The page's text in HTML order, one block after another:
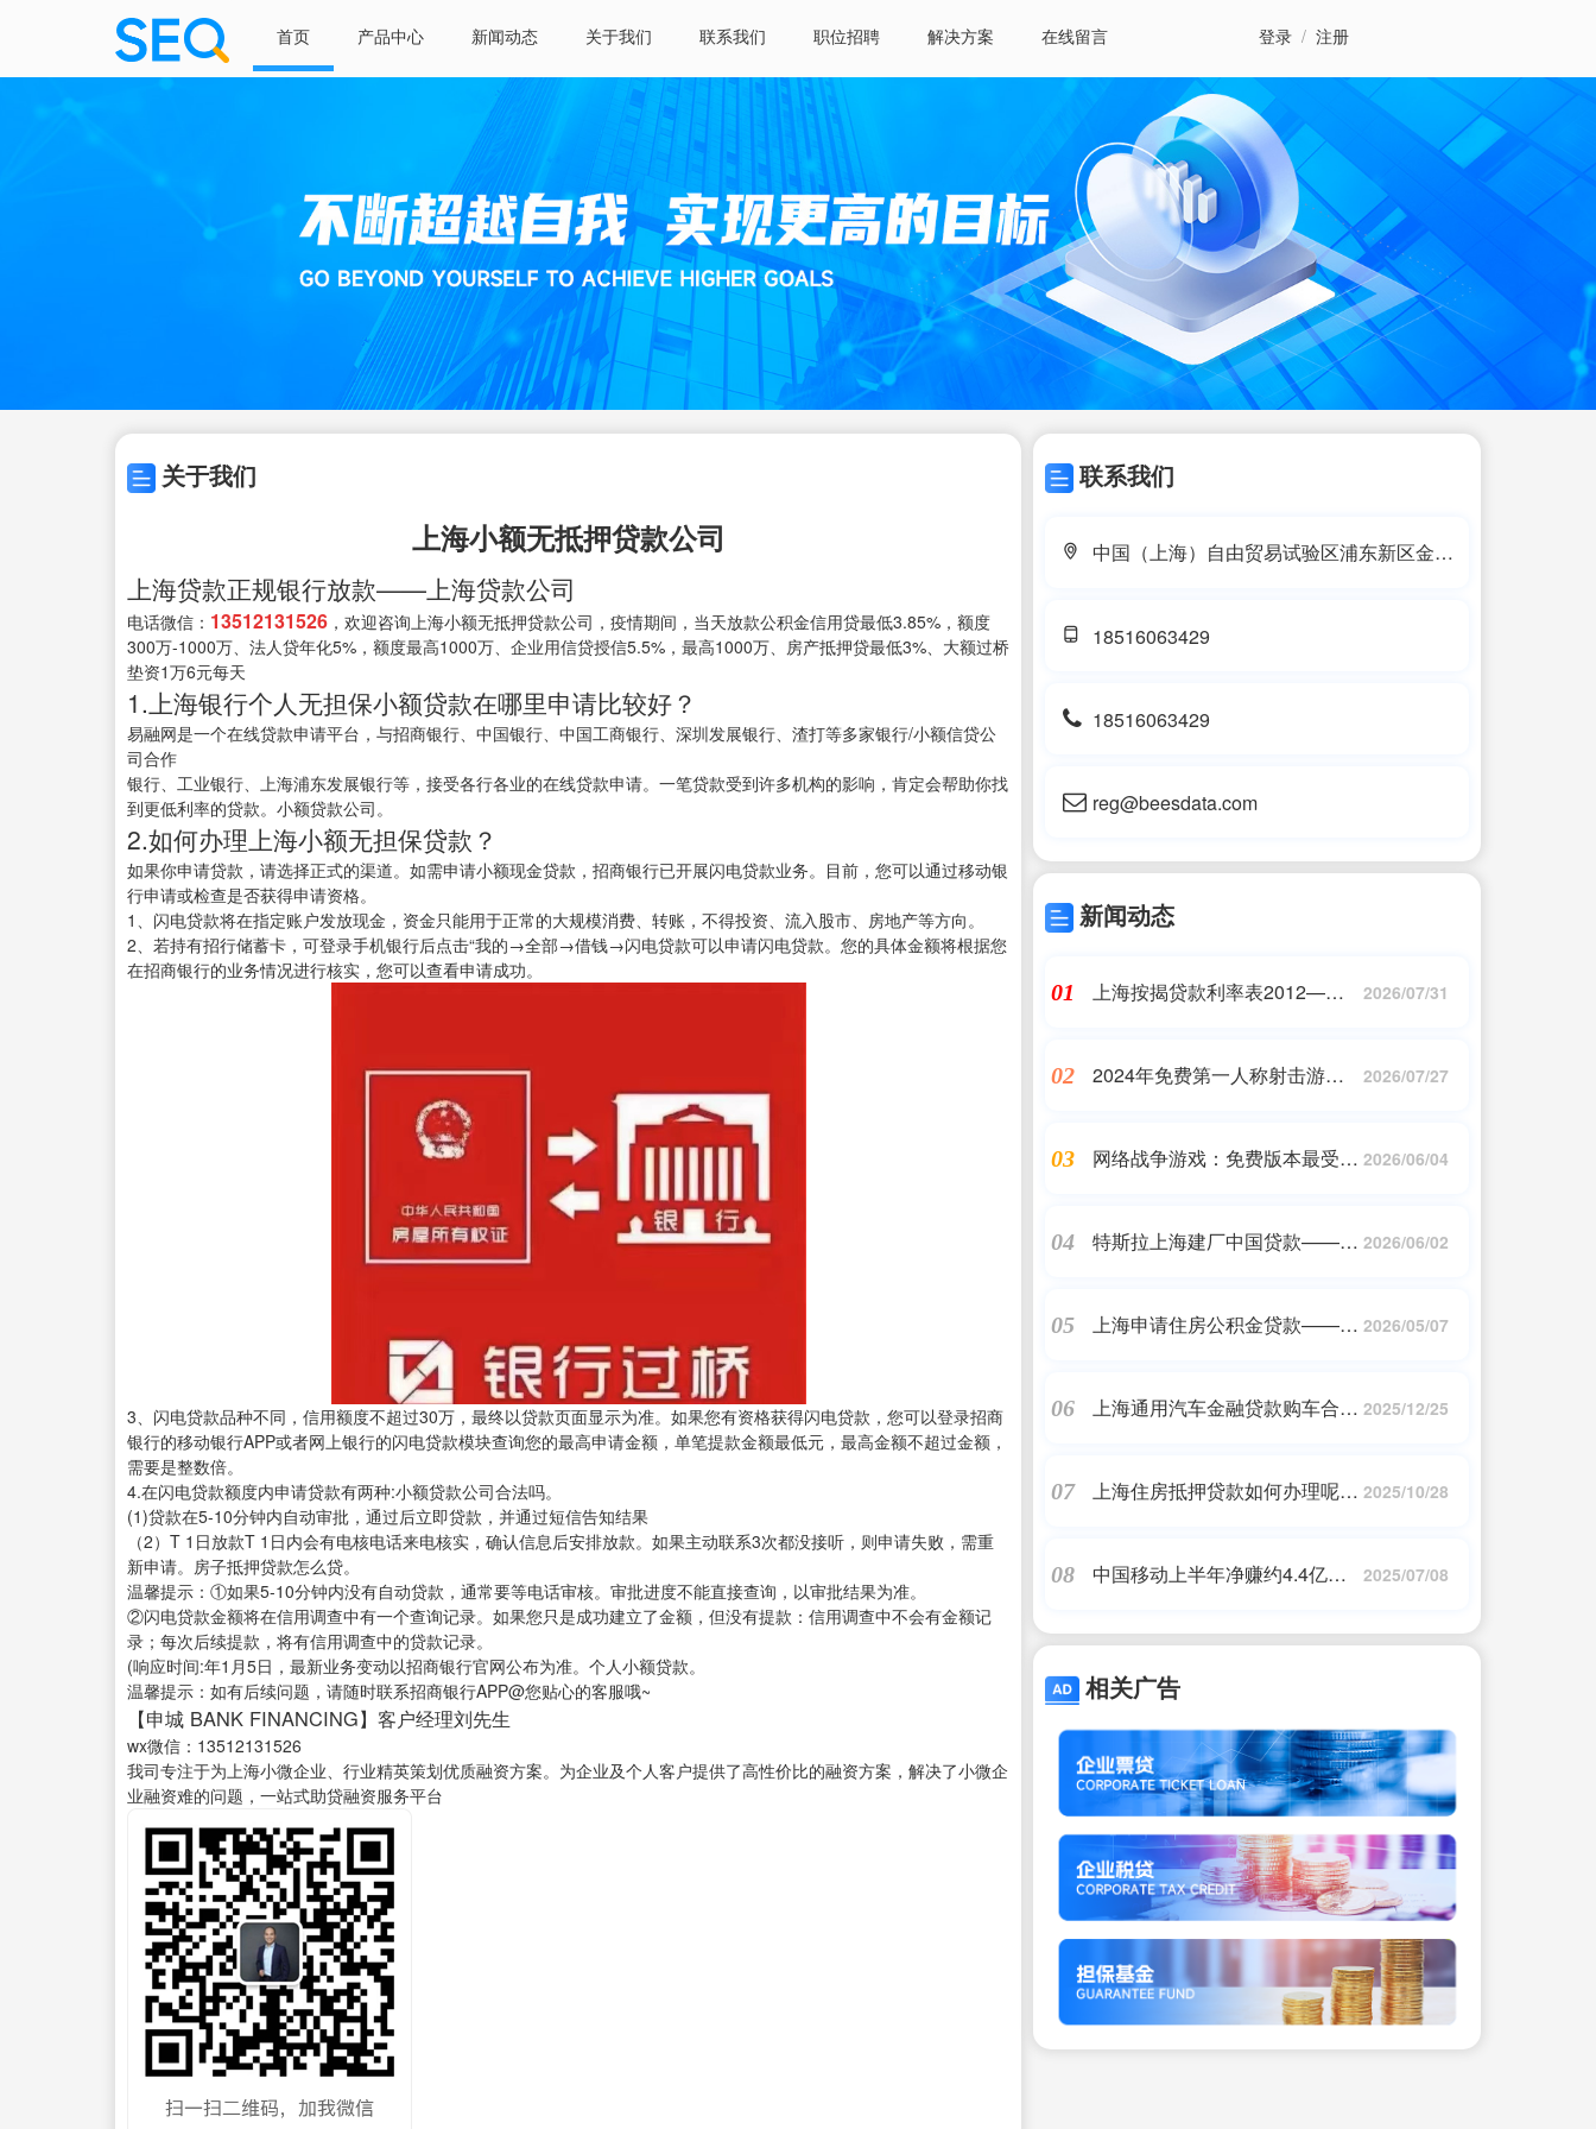
首页 产品中心 新闻动态 关于我们 联系我们 职位招聘 解决方案 在线留言 登录 / 注册
关于我们
上海小额无抵押贷款公司
上海贷款正规银行放款——上海贷款公司
电话微信： 13512131526 ，欢迎咨询上海小额无抵押贷款公司，疫情期间，当天放款公积金信用贷最低3.85%，额度
300万-1000万、法人贷年化5%，额度最高1000万、企业用信贷授信5.5%，最高1000万、房产抵押贷最低3%、大额过桥
垫资1万6元每天
1.上海银行个人无担保小额贷款在哪里申请比较好？
易融网是一个在线贷款申请平台，与招商银行、中国银行、中国工商银行、深圳发展银行、渣打等多家银行/小额信贷公
司合作
银行、工业银行、上海浦东发展银行等，接受各行各业的在线贷款申请。一笔贷款受到许多机构的影响，肯定会帮助你找
到更低利率的贷款。小额贷款公司。
2.如何办理上海小额无担保贷款？
如果你申请贷款，请选择正式的渠道。如需申请小额现金贷款，招商银行已开展闪电贷款业务。目前，您可以通过移动银
行申请或检查是否获得申请资格。
1、闪电贷款将在指定账户发放现金，资金只能用于正常的大规模消费、转账，不得投资、流入股市、房地产等方向。
2、若持有招行储蓄卡，可登录手机银行后点击“我的→全部→借钱→闪电贷款可以申请闪电贷款。您的具体金额将根据您
在招商银行的业务情况进行核实，您可以查看申请成功。
3、闪电贷款品种不同，信用额度不超过30万，最终以贷款页面显示为准。如果您有资格获得闪电贷款，您可以登录招商
银行的移动银行APP或者网上银行的闪电贷款模块查询您的最高申请金额，单笔提款金额最低元，最高金额不超过金额，
需要是整数倍。
4.在闪电贷款额度内申请贷款有两种:小额贷款公司合法吗。
(1)贷款在5-10分钟内自动审批，通过后立即贷款，并通过短信告知结果
（2）T 1日放款T 1日内会有电核电话来电核实，确认信息后安排放款。如果主动联系3次都没接听，则申请失败，需重
新申请。房子抵押贷款怎么贷。
温馨提示：①如果5-10分钟内没有自动贷款，通常要等电话审核。审批进度不能直接查询，以审批结果为准。
②闪电贷款金额将在信用调查中有一个查询记录。如果您只是成功建立了金额，但没有提款：信用调查中不会有金额记
录；每次后续提款，将有信用调查中的贷款记录。
(响应时间:年1月5日，最新业务变动以招商银行官网公布为准。个人小额贷款。
温馨提示：如有后续问题，请随时联系招商银行APP@您贴心的客服哦~
【申城 BANK FINANCING】客户经理刘先生
wx微信：13512131526
我司专注于为上海小微企业、行业精英策划优质融资方案。为企业及个人客户提供了高性价比的融资方案，解决了小微企
业融资难的问题，一站式助贷融资服务平台
联系我们
中国（上海）自由贸易试验区浦东新区金皖
18516063429
18516063429
reg@beesdata.com
新闻动态
01
上海按揭贷款利率表2012——
2026/07/31
02
2024年免费第一人称射击游戏
2026/07/27
03
网络战争游戏：免费版本最受欢 2026/06/04
04
特斯拉上海建厂中国贷款——
2026/06/02
05
上海申请住房公积金贷款——
2026/05/07
06
上海通用汽车金融贷款购车合同 2025/12/25
07
上海住房抵押贷款如何办理呢
2025/10/28
08
中国移动上半年净赚约4.4亿元
2025/07/08
相关广告